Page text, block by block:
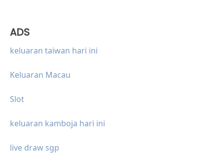
ADS
keluaran taiwan hari ini
Keluaran Macau
Slot
keluaran kamboja hari ini
live draw sgp